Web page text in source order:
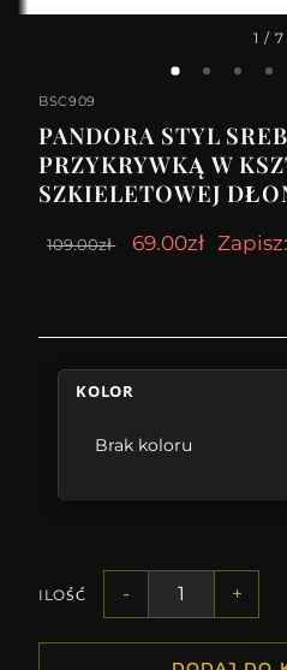
1 / 7
BSC909
PANDORA STYL
PRZYKRYWKĄ W
SZKIELETOWEJ
109.00zł 69.00zł
KOLOR
Brak koloru
ILOŚĆ - +